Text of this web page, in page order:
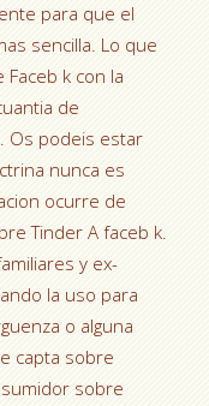
para que el
sencilla. Lo que
k con la
de
Os podeis estar
nunca es
ocurre de
Tinder A faceb k.
y ex-
la uso para
o alguna
capta sobre
sobre